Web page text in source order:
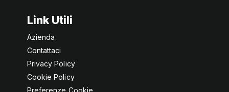
Link Utili
Azienda
Contattaci
Privacy Policy
Cookie Policy